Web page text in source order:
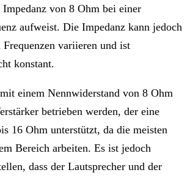
Impedanz von 8 Ohm bei einer
aufweist. Die Impedanz kann jedoch
Frequenzen variieren und ist
konstant.
einem Nennwiderstand von 8 Ohm
betrieben werden, der eine
16 Ohm unterstützt, da die meisten
Bereich arbeiten. Es ist jedoch
dass der Lautsprecher und der